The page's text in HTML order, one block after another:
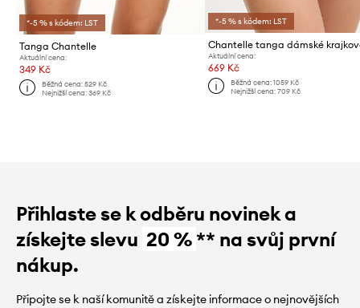
*-5 % s kódem: LST
Tanga Chantelle
Aktuální cena:
349 Kč
Běžná cena:529 Kč
Nejnižší cena:369 Kč
*-5 % s kódem: LST
Chantelle tanga dámské
Aktuální cena:
669 Kč
Běžná cena: 1059 Kč
Nejnižší cena: 709 Kč
Přihlaste se k odběru novinek a
získejte slevu 20 %** na svůj první
nákup.
Připojte se k naší komunitě a získejte informace o nejnovějších